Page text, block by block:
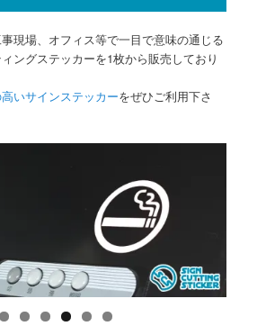
現場、オフィス等で一目で意味の通じる
ングステッカーを1枚から販売しており
いサインステッカーをぜひご利用下さ